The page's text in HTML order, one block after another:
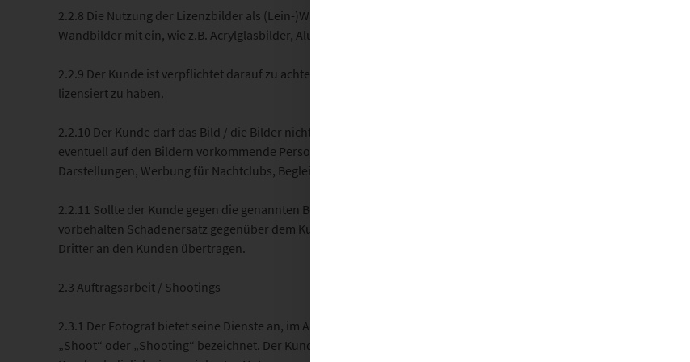
2.2.8 Die Nutzung der Lizenzbilder als (Lein-)Wandbilder ist nicht gestattet, selbst wenn die Nutzung keinem
Wandbilder mit ein, wie z.B. Acrylglasbilder, Alu-Dibond, etc.
2.2.9 Der Kunde ist verpflichtet darauf zu achten, dass die Bilder in keiner Weise veröffentlicht werden, die es
lizensiert zu haben.
2.2.10 Der Kunde darf das Bild / die Bilder nicht in einer Art verwenden, die als verleumderisch, beleidigend oder in
eventuell auf den Bildern vorkommende Personen und / oder Unternehmen mit ein. Auch die Verwendung des
Darstellungen, Werbung für Nachtclubs, Begleitagenturen aber auch in Verbindung mit jedweder politischen Aussage
2.2.11 Sollte der Kunde gegen die genannten Bedingungen verstoßen, so kann ihm der Fotograf die Nutzung der
vorbehalten Schadenersatz gegenüber dem Kunden i.H.v. 150% des vereinbarten Nutzungshonorars einzufordern.
Dritter an den Kunden übertragen.
2.3 Auftragsarbeit / Shootings
2.3.1 Der Fotograf bietet seine Dienste an, im Auftrag des Kunden vereinbarte Lichtbilder von Objekten, Gebäuden,
„Shoot“ oder „Shooting“ bezeichnet. Der Kunde erkennt an, dass die daraus entstandenen Lichtbildwerke gemäß